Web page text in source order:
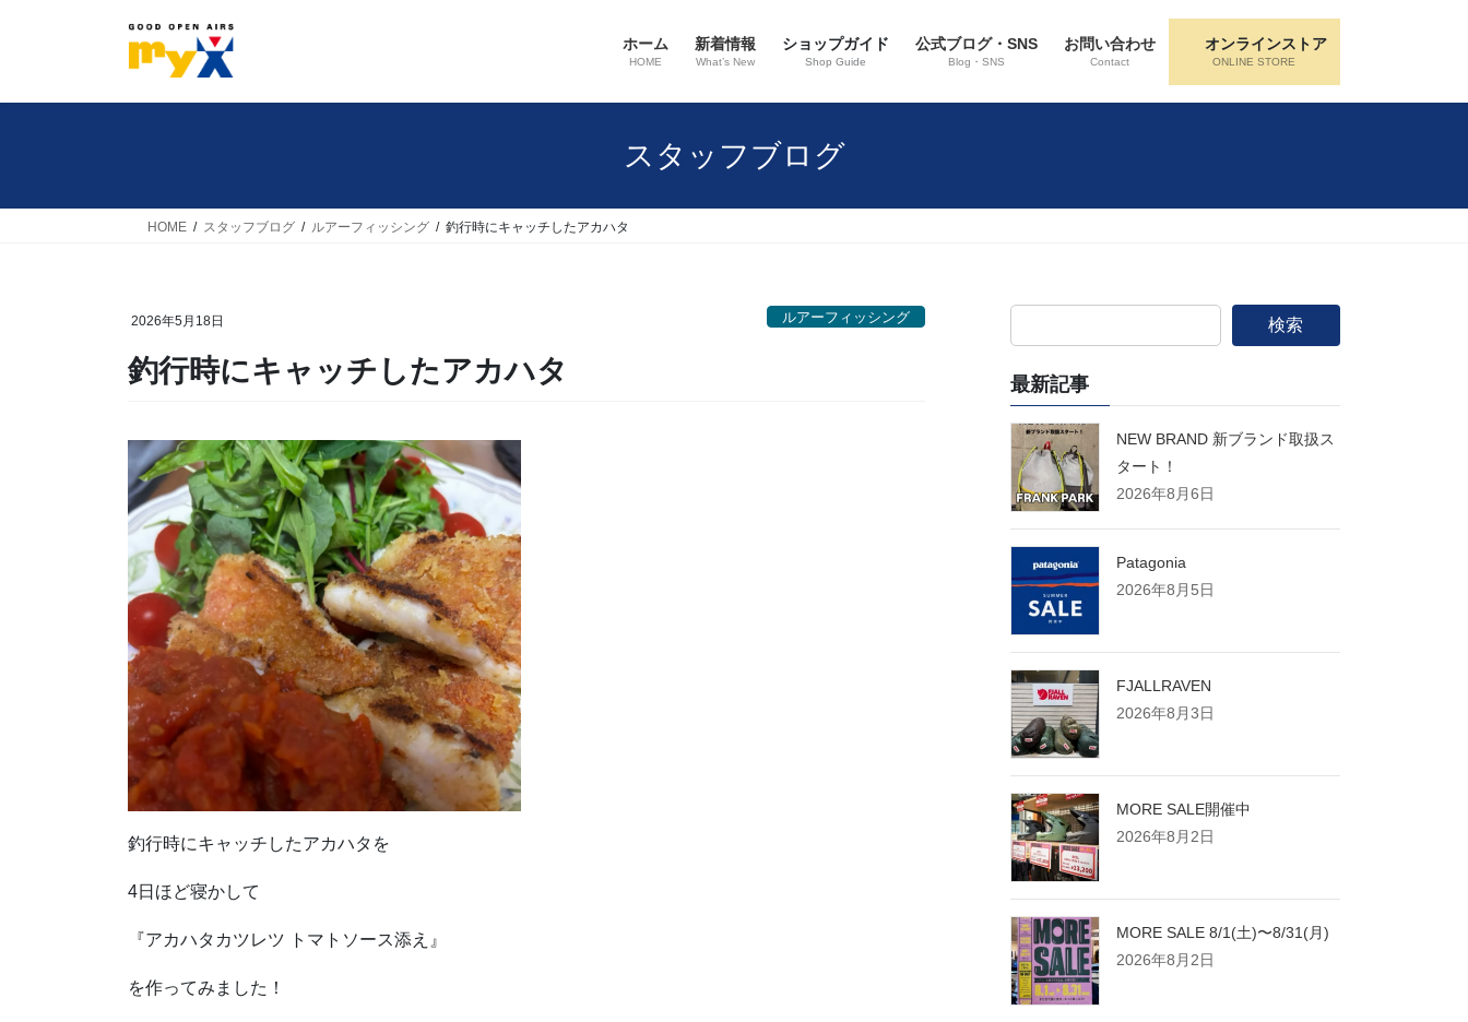
ン
ー
ホーム
HOME
新着情報
What’s New
ショップガイド
Shop Guide
公式ブログ・SNS
Blog・SNS
お問い合わせ
Contact
オンラインストア
ONLINE STORE
スタッフブログ
HOME スタッフブログ ルアーフィッシング 釣行時にキャッチしたアカハタ
2026年5月18日 ルアーフィッシング
釣行時にキャッチしたアカハタ
釣行時にキャッチしたアカハタを
4日ほど寝かして
『アカハタカツレツ トマトソース添え』
を作ってみました！
検索
最新記事
NEW BRAND 新ブランド取扱ス
タート！
2026年8月6日
Patagonia
2026年8月5日
FJALLRAVEN
2026年8月3日
MORE SALE開催中
2026年8月2日
MORE SALE 8/1(土)〜8/31(月)
2026年8月2日